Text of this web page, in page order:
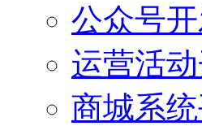
公众号
运营活
商城系